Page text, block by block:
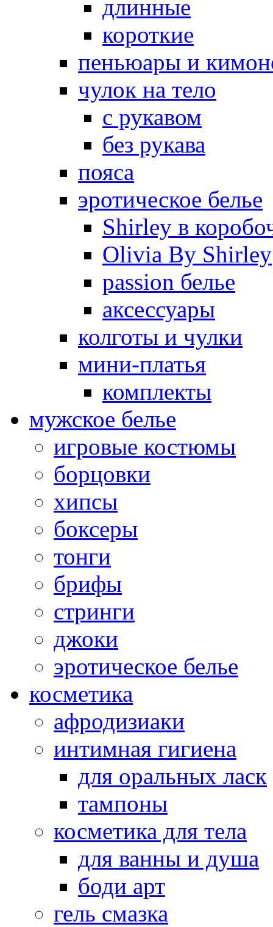
длинные
короткие
пеньюары и
чулок на тело
с рукавом
без рукава
пояса
эротическое белье
Shirley в
Olivia By Shirley
passion белье
аксессуары
колготы и чулки
мини-платья
комплекты
мужское белье
игровые костюмы
борцовки
хипсы
боксеры
тонги
брифы
стринги
джоки
эротическое белье
косметика
афродизиаки
интимная гигиена
для оральных ласк
тампоны
косметика для тела
для ванны и душа
боди арт
гель смазка